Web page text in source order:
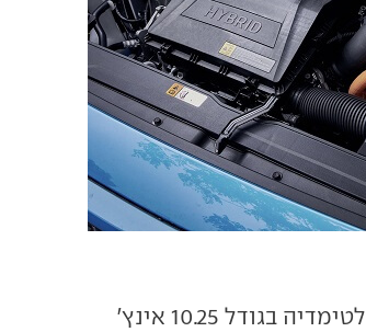
הקונה ההיברידית תציע מסך מולטימדיה בגודל 10.25 אינץ'